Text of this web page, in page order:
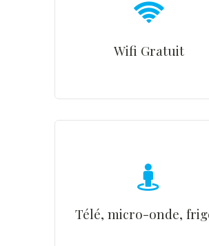
Wifi Gratuit
Télé, micro-onde,